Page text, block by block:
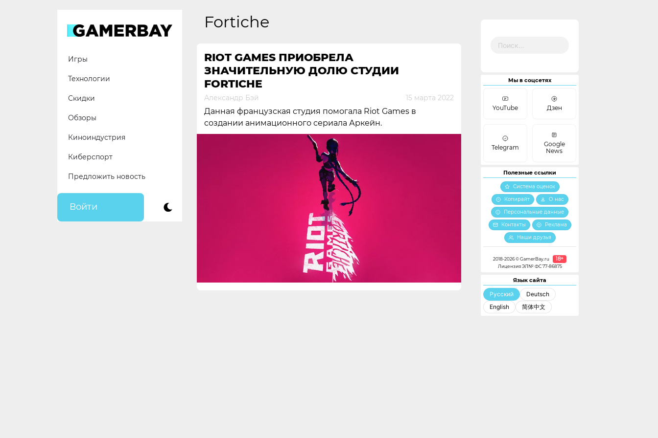
Игры
Технологии
Скидки
Обзоры
Киноиндустрия
Киберспорт
Предложить новость
Войти
Fortiche
RIOT GAMES ПРИОБРЕЛА
ЗНАЧИТЕЛЬНУЮ ДОЛЮ СТУДИИ
FORTICHE
Александр Бэй 15 марта 2022
Данная французская студия помогала Riot Games в
создании анимационного сериала Аркейн.
Мы в соцсетях
YouTube Дзен
Telegram
Google
News
Полезные ссылки
Система оценок
Копирайт
О нас
Персональные данные
Контакты
Реклама
Наши друзья
2018-2026 © GamerBay.ru 18+
Лицензия ЭЛ№ ФС 77-86875
Язык сайта
Русский
Deutsch
English
简体中文